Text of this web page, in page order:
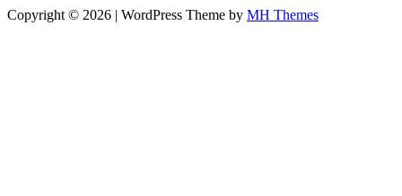
Copyright © 2026 | WordPress Theme by MH Themes